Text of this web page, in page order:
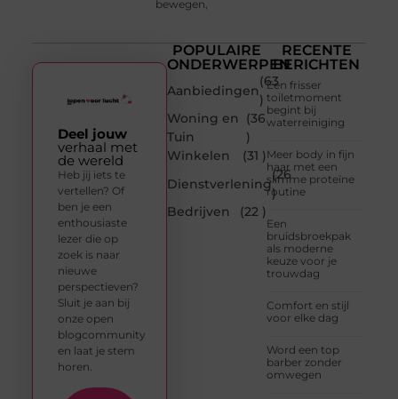
bewegen,
POPULAIRE
ONDERWERPEN
Aanbiedingen
(63
)
Woning en
Tuin
(36
)
Winkelen
(31 )
Dienstverlening
(26
)
Bedrijven
(22 )
RECENTE
BERICHTEN
Een frisser
toiletmoment
begint bij
waterreiniging
Meer body in fijn
haar met een
slimme proteïne
routine
Een
bruidsbroekpak
als moderne
keuze voor je
trouwdag
Comfort en stijl
voor elke dag
Word een top
barber zonder
omwegen
Deel jouw
verhaal met
de wereld
Heb jij iets te
vertellen? Of
ben je een
enthousiaste
lezer die op
zoek is naar
nieuwe
perspectieven?
Sluit je aan bij
onze open
blogcommunity
en laat je stem
horen.